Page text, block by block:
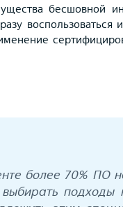
бесшовной
более 70%
подходы